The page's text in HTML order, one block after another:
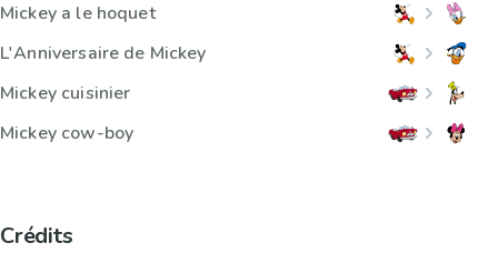
Mickey a le hoquet
L'Anniversaire de Mickey
Mickey cuisinier
Mickey cow-boy
Crédits